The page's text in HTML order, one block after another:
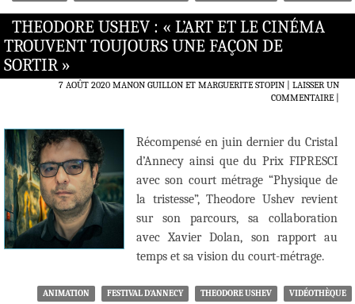
THEODORE USHEV : « L’ART ET LE CINÉMA
TROUVENT TOUJOURS UNE FAÇON DE
SORTIR »
7 AOÛT 2020 MANON GUILLON ET MARGUERITE STOPIN
LAISSER UN
COMMENTAIRE|
Récompensé en juin dernier du Cristal
d’Annecy ainsi que du Prix FIPRESCI
avec son court métrage “Physique de
la tristesse”, Theodore Ushev revient
sur son parcours, sa collaboration
avec Xavier Dolan, son rapport au
temps et sa vision du court-métrage.
ANIMATION FESTIVAL D'ANNECY THEODORE USHEV VIDÉOTHÈQUE